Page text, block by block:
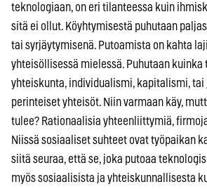
teknologiaan, on eri tilanteessa kuin
sitä ei ollut. Köyhtymisestä puhutaan
tai syrjäytymisenä. Putoamista on kahta
yhteisöllisessä mielessä. Puhutaan kuinka
yhteiskunta, individualismi, kapitalismi, tai
perinteiset yhteisöt. Niin varmaan käy,
tulee? Rationaalisia yhteenliittymiä,
Niissä sosiaaliset suhteet ovat työpaikan
siitä seuraa, että se, joka putoaa
myös sosiaalisista ja yhteiskunnallisesta